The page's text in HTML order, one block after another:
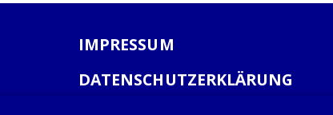
IMPRESSUM
DATENSCHUTZERKLÄRUNG